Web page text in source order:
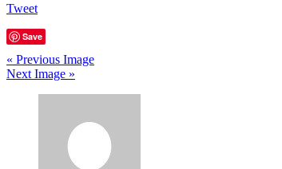
Tweet
Save
« Previous Image
Next Image »